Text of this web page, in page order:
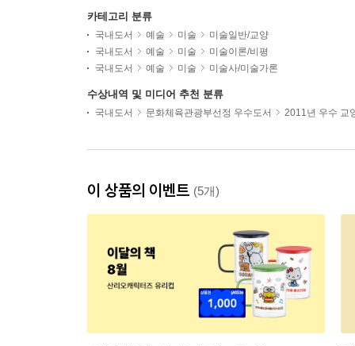
카테고리 분류
국내도서 예술 미술
미술일반/교양
국내도서
예술 미술
미술이론/비평
국내도서
예술 미술 미술사/미술가론
수상내역 및 미디어 추천 분류
국내도서 문화체육관광부선정 우수도서 2011년 우수 교
이 상품의 이벤트 (5개)